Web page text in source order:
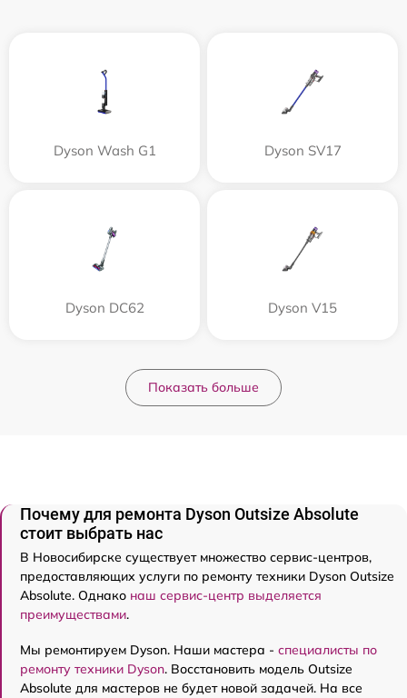
Dyson Wash G1 Dyson SV17
Dyson DC62 Dyson V15
Показать больше
Почему для ремонта Dyson Outsize Absolute
стоит выбрать нас
В Новосибирске существует множество сервис-центров,
предоставляющих услуги по ремонту техники Dyson Outsize
Absolute. Однако наш сервис-центр выделяется
преимуществами.
Мы ремонтируем Dyson. Наши мастера - специалисты по
ремонту техники Dyson. Восстановить модель Outsize
Absolute для мастеров не будет новой задачей. На все